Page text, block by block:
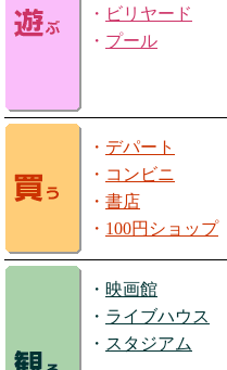
・ ビリヤード
・ プール
・ デパート
・ コンビニ
・ 書店
・ 100円ショップ
・ 映画館
・ ライブハウス
・ スタジアム